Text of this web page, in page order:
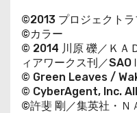
©2013 プロジェクトラ
©カラー
© 2014 川原 礫／ＫＡ
ィアワークス刊／
© Green Leaves /
© CyberAgent, Inc.
©許斐 剛／集英社・Ｎ